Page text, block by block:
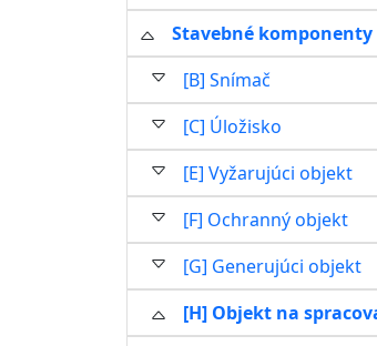
Stavebné komponenty
[B] Snímač
[C] Úložisko
[E] Vyžarujúci objekt
[F] Ochranný objekt
[G] Generujúci objekt
[H] Objekt na